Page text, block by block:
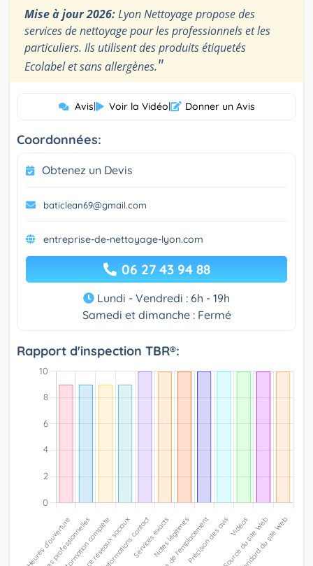
Mise à jour 2026:Lyon Nettoyage propose des
services de nettoyage pour les professionnels et les
particuliers. Ils utilisent des produits étiquetés
Ecolabel et sans allergènes."
Avis| Voir la Vidéo| Donner un Avis
Coordonnées:
Obtenez un Devis
baticlean69@gmail.com
entreprise-de-nettoyage-lyon.com
06 27 43 94 88
Lundi - Vendredi : 6h - 19h
Samedi et dimanche : Fermé
Rapport d'inspection TBR®: